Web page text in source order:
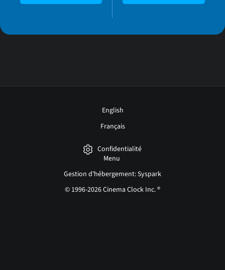
English
Français
Confidentialité
Menu
Gestion d'hébergement: Syspark
© 1996-2026 Cinema Clock Inc. ®